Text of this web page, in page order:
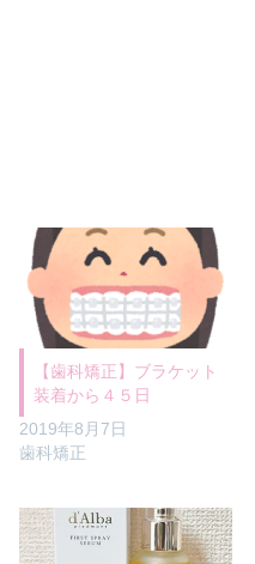
【歯科矯正】ブラケット
装着から４５日
2019年8月7日
歯科矯正